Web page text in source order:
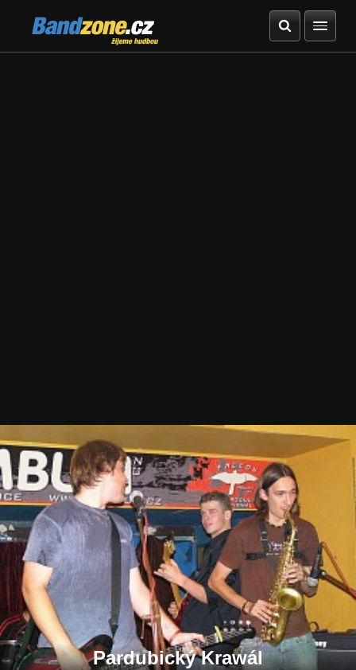
Bandzone.cz
žijeme hudbou
Pardubický Krawál